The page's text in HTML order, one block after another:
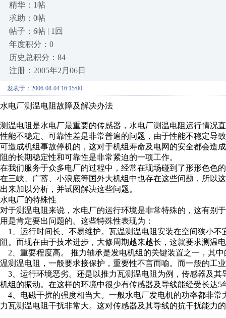
精华：1帖
求助：0帖
帖子：6帖 | 1回
年度积分：0
历史总积分：84
注册：2005年2月06日
发表于：2006-08-04 16:15:00
水电厂测温电阻故障及解决办法
测温电阻是水电厂最重要的传感器，水电厂测温电阻运行情况
性能不稳定、可靠性差是非常普遍的问题，由于性能不稳定导
可造成机组事故停机的，这对于机组寿命及电网的安全都会造
阻的长期稳定性和可靠性是非常紧迫的一项工作。
在我们服务于众多电厂的过程中，经常在现场碰到了形形色色
在三峡、广蓄、小浪底等国外大机组中也存在这些问题，所以
出来加以分析，并试图解决这些问题。
水电厂的特殊性
对于测温电阻来说，水电厂的运行环境是非常特殊的，这有别
用是肯定要出问题的。这些特殊性表现为：
1、运行时间长、不易维护。瓦温测温电阻安装在空间狭小
阻。而现在由于技术进步，大修周期越来越长，这就要求测温
2、重要程度高。 推力轴承是发电机组的关键装置之一，其
温测温电阻，一般要求接保护，重要性不言而喻。而一般的工
3、运行环境恶劣。还是以推力瓦测温电阻为例，传感器及
机组的振动。在这样的环境中很少有传感器及导线能经受长达5
4、电磁干扰的强度相当大。一般水电厂发电机的功率都非
力瓦测温电阻干扰非常大。这对传感器及其导线的抗干扰能力